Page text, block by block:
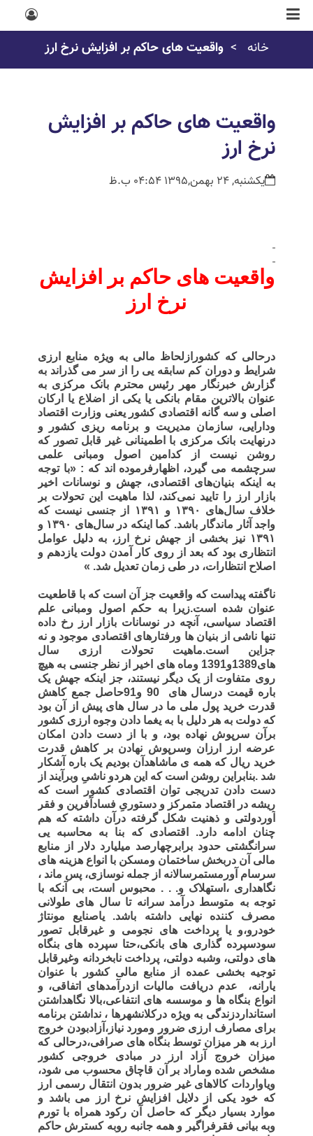
خانه واقعیت های حاکم بر افزایش نرخ ارز
واقعیت های حاکم بر افزایش
نرخ ارز
یکشنبه, 24 بهمن,1395 04:54 ب.ظ
واقعیت های حاکم بر افزایش
نرخ ارز
درحالی که کشورازلحاظ مالی به ویژه منابع ارزی
شرایط و دورانکم سابقه یی را از سر می گذراند به
گزارش خبرنگار مهر رئیس محترم بانک مرکزی به
عنوان بالاترین مقام بانکی یا یکی از اضلاع یا ارکان
اصلی و سه گانه اقتصادی کشور یعنی وزارت اقتصاد
ودارایی، سازمان مدیریت و برنامه ریزی کشور و
درنهایت بانک مرکزی با اطمینانی غیر قابل تصور که
روشن نیست از کدامین اصول ومبانی علمی
سرچشمه می گیرد، اظهارفرموده اند که : «با توجه
به اینکه بنیان‌های اقتصادی، جهش و نوسانات اخیر
بازار ارز را تایید نمی‌کند، لذا ماهیت این تحولات بر
خلاف سال‌های
۱۳۹۰ و ۱۳۹۱
از جنسی نیست که
واجد آثار ماندگار باشد. کما اینکه در سال‌های ۱۳۹۰ و
۱۳۹۱ نیز بخشی از جهش نرخ ارز، به دلیل عوامل
انتظاری بود که بعد از روی کار آمدن دولت یازدهم و
اصلاح انتظارات، در طی زمان تعدیل شد. »
ناگفته پیداست که واقعیت جز آن است که با قاطعیت
عنوان شده است.زیرا به حکم اصول ومبانی علم
اقتصاد سیاسی، آنچه در نوسانات بازار ارز رخ داده
تنها ناشی از بنیان ها ورفتارهای اقتصادی موجود و نه
جزاین است.ماهیت تحولات ارزی سال
های1389و1391 وماه های اخیر از نظر جنسی به هیچ
روی متفاوت از یک دیگر نیستند، جز اینکه جهش یک
باره قیمت درسال های
90 و91حاصل جمع کاهش
قدرت خرید پول ملی ما در سال های پیش از آن بود
که دولت به هر دلیل با به یغما دادن وجوه ارزی کشور
برآن سرپوش نهاده بود، و با از دست دادن امکان
عرضه ارز ارزان وسرپوش نهادن بر کاهش قدرت
خرید ریال که همه ی ماشاهدآن بودیم یک باره آشکار
شد .بنابراین روشن است که این هردو ناشیِ وبرآیند از
دست دادن تدریجی توان اقتصادی کشور است که
ریشه در اقتصاد متمرکز و دستوریِ فسادآفرین و فقر
آوردولتی و ذهنیت شکل گرفته درآن داشته که هم
چنان ادامه دارد. اقتصادی که بنا به محاسبه یی
سرانگشتی حدود برابرچهارصد میلیارد دلار از منابع
مالی آن دربخش ساختمان ومسکن با انواع هزینه های
سرسام آورمستمرسالانه از جمله نوسازی، پس ماند ،
نگاهداری ،استهلاک و. . . محبوس است، بی آنکه با
توجه به متوسط درآمد سرانه تا سال های طولانی
مصرف کننده نهایی داشته باشد. یاصنایع مونتاژ
خودرو،و یا پرداخت های نجومی و غیرقابل تصور
سودسپرده گذاری های بانکی،حتا سپرده های بنگاه
های دولتی، وشبه دولتی، پرداخت نابخردانه وغیرقابل
توجیه بخشی عمده از منابع مالی کشور با عنوان
یارانه،
عدم دریافت مالیات ازدرآمدهای اتفاقی، و
انواع بنگاه ها و موسسه های انتفاعی،بالا نگاهداشتن
استانداردزندگی به ویژه درکلانشهرها ، نداشتن برنامه
برای مصارف ارزی ضرور ومورد نیاز،آزادبودن خروج
ارز به هر میزان توسط بنگاه های صرافی،درحالی که
میزان خروج آزاد ارز در مبادی خروجی کشور
مشخص شده وماراد بر آن قاچاق محسوب می شود،
ویاواردات کالاهای غیر ضرور بدون انتقال رسمی ارز
که خود یکی از دلایل افزایش نرخ ارز می باشد و
موارد بسیار دیگر که حاصل آن رکود همراه با تورم
وبه بیانی فقرفراگیر و همه جانبه روبه کسترش حاکم